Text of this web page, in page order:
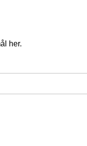
her.